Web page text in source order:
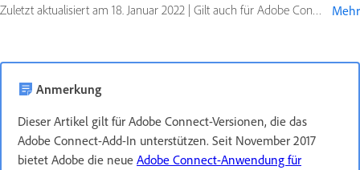
Zuletzt aktualisiert am 18. Januar 2022 | Gilt auch für Adobe Connect 9 Mehr
Anmerkung
Dieser Artikel gilt für Adobe Connect-Versionen, die das
Adobe Connect-Add-In unterstützen. Seit November 2017
bietet Adobe die neue Adobe Connect-Anwendung für